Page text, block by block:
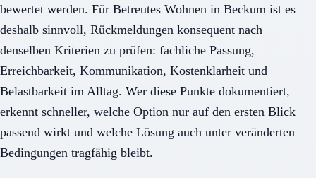
bewertet werden. Für Betreutes Wohnen in Beckum ist es
deshalb sinnvoll, Rückmeldungen konsequent nach
denselben Kriterien zu prüfen: fachliche Passung,
Erreichbarkeit, Kommunikation, Kostenklarheit und
Belastbarkeit im Alltag. Wer diese Punkte dokumentiert,
erkennt schneller, welche Option nur auf den ersten Blick
passend wirkt und welche Lösung auch unter veränderten
Bedingungen tragfähig bleibt.